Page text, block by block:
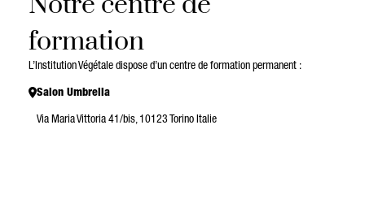
formation
L’Institution Végétale dispose d’un centre de formation permanent :
Salon Umbrella
Via Maria Vittoria 41/bis, 10123 Torino Italie